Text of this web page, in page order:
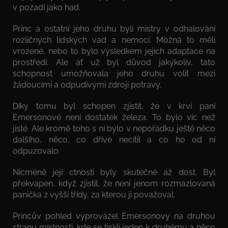
v pozadí jako had.
Princ a ostatní jeho druhu byli mistry v odhalování
rozličných lidských vad a nemocí. Možná to měli
vrozené, nebo to bylo výsledkem jejich adaptace na
prostředí. Ale ať už byl důvod jakýkoliv, tato
schopnost umožňovala jeho druhu volit mezi
žádoucími a odpudivými zdroji potravy.
Díky tomu byl schopen zjistit, že v krvi paní
Emersonové není dostatek železa. To bylo víc než
jisté. Ale kromě toho s ní bylo v nepořádku ještě něco
dalšího, něco, co dříve necítil a co ho od ní
odpuzovalo.
Nicméně její ctnosti byly skutečné až dost. Byl
překvapen, když zjistil, že není jenom rozmazlovaná
panička z vyšší třídy, za kterou ji považoval.
Princův pohled vyprovázel Emersonovy na druhou